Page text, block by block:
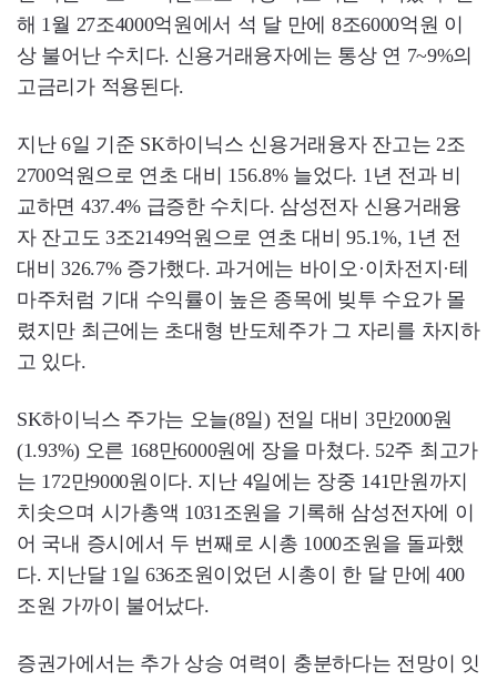
해 1월 27조4000억원에서 석 달 만에 8조6000억원 이
상 불어난 수치다. 신용거래융자에는 통상 연 7~9%의
고금리가 적용된다.
지난 6일 기준 SK하이닉스 신용거래융자 잔고는 2조
2700억원으로 연초 대비 156.8% 늘었다. 1년 전과 비
교하면 437.4% 급증한 수치다. 삼성전자 신용거래융
자 잔고도 3조2149억원으로 연초 대비 95.1%, 1년 전
대비 326.7% 증가했다. 과거에는 바이오·이차전지·테
마주처럼 기대 수익률이 높은 종목에 빚투 수요가 몰
렸지만 최근에는 초대형 반도체주가 그 자리를 차지하
고 있다.
SK하이닉스 주가는 오늘(8일) 전일 대비 3만2000원
(1.93%) 오른 168만6000원에 장을 마쳤다. 52주 최고가
는 172만9000원이다. 지난 4일에는 장중 141만원까지
치솟으며 시가총액 1031조원을 기록해 삼성전자에 이
어 국내 증시에서 두 번째로 시총 1000조원을 돌파했
다. 지난달 1일 636조원이었던 시총이 한 달 만에 400
조원 가까이 불어났다.
증권가에서는 추가 상승 여력이 충분하다는 전망이 잇